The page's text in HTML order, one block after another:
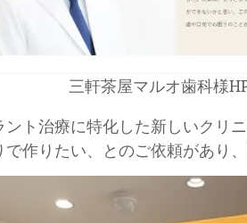
三軒茶屋マルオ歯科様
ト治療に特化した新しいクリ
作りたい、とのご依頼があり